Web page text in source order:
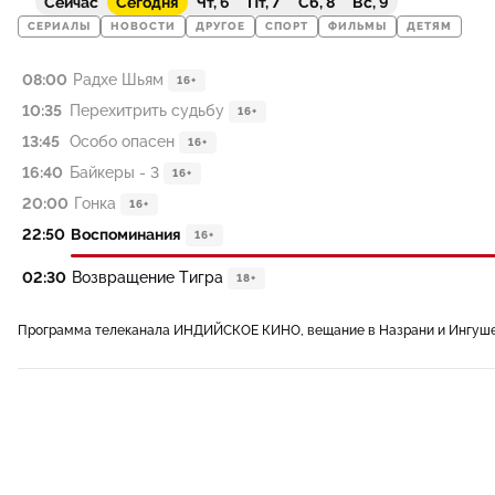
СЕРИАЛЫ НОВОСТИ ДРУГОЕ СПОРТ ФИЛЬМЫ ДЕТЯМ
08:00 Радхе Шьям 16+
10:35 Перехитрить судьбу 16+
13:45 Особо опасен 16+
16:40 Байкеры - 3 16+
20:00 Гонка 16+
22:50 Воспоминания 16+
02:30 Возвращение Тигра 18+
Программа телеканала ИНДИЙСКОЕ КИНО, вещание в Назрани и